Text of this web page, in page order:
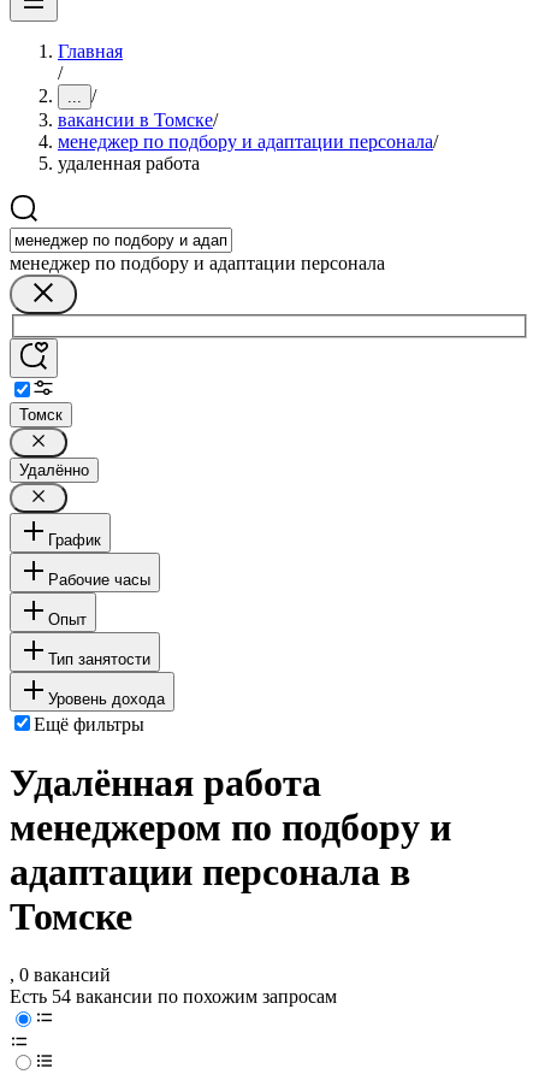
Главная
/
... /
вакансии в Томске/
менеджер по подбору и адаптации персонала/
удаленная работа
менеджер по подбору и адаптации персонала
Томск
Удалённо
График
Рабочие часы
Опыт
Тип занятости
Уровень дохода
Ещё фильтры
Удалённая работа
менеджером по подбору и
адаптации персонала в
Томске
, 0 вакансий
Есть 54 вакансии по похожим запросам